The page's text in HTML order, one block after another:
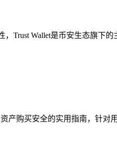
Trust Wallet是币安生态旗下
产购买安全的实用指南，针